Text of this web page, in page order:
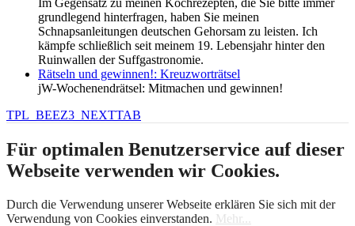
Im Gegensatz zu meinen Kochrezepten, die Sie bitte immer
grundlegend hinterfragen, haben Sie meinen
Schnapsanleitungen deutschen Gehorsam zu leisten. Ich
kämpfe schließlich seit meinem 19. Lebensjahr hinter den
Ruinwallen der Suffgastronomie.
Rätseln und gewinnen!: Kreuzworträtsel
jW-Wochenendrätsel: Mitmachen und gewinnen!
TPL_BEEZ3_NEXTTAB
Für optimalen Benutzerservice auf dieser
Webseite verwenden wir Cookies.
Durch die Verwendung unserer Webseite erklären Sie sich mit der
Verwendung von Cookies einverstanden. Mehr...